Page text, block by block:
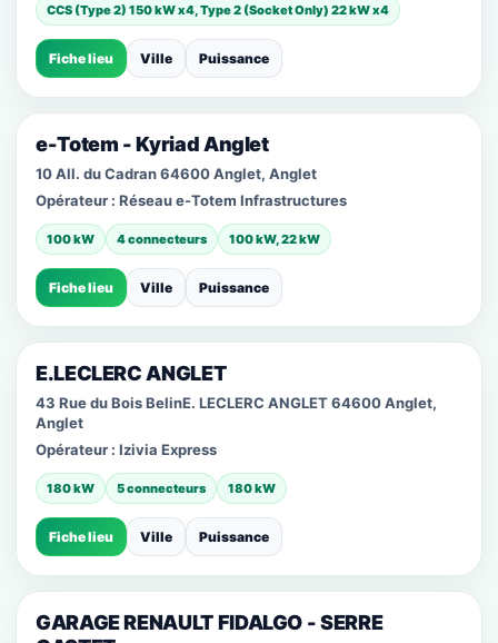
CCS (Type 2) 150 kW x4, Type 2 (Socket Only) 22 kW x4
Fiche lieu Ville Puissance
e-Totem - Kyriad Anglet
10 All. du Cadran 64600 Anglet, Anglet
Opérateur : Réseau e-Totem Infrastructures
100 kW 4 connecteurs 100 kW, 22 kW
Fiche lieu Ville Puissance
E.LECLERC ANGLET
43 Rue du Bois BelinE. LECLERC ANGLET 64600 Anglet,
Anglet
Opérateur : Izivia Express
180 kW 5 connecteurs 180 kW
Fiche lieu Ville Puissance
GARAGE RENAULT FIDALGO - SERRE